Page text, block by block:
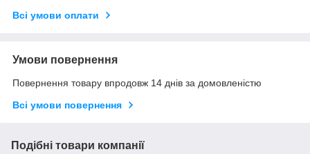
Всі умови оплати
Умови повернення
Повернення товару впродовж 14 днів за домовленістю
Всі умови повернення
Подібні товари компанії